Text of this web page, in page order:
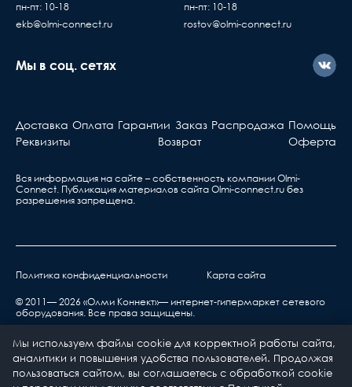
пн-пт: 10-18
ekb@olmi-connect.ru
пн-пт: 10-18
rostov@olmi-connect.ru
Мы в соц. сетях
Доставка Оплата Гарантии Заказ Распродажа Помощь
Реквизиты
Возврат Оферта
Вся информация на сайте – собственность компании Olmi-
Сonnect. Публикация материалов сайта Olmi-connect.ru без
разрешения запрещена.
Политика конфиденциальности Карта сайта
© 2011— 2026 «Олми Коннект»— интернет-гипермаркет сетевого
оборудования. Все права защищены.
Мы используем файлы cookie для корректной работы сайта,
аналитики и повышения удобства пользователей. Продолжая
пользоваться сайтом, вы соглашаетесь с обработкой cookie